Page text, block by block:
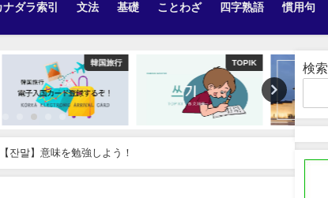
ナダラ索引 文法 基礎 ことわざ 四字熟語 慣用句
行 Uncategorized
잔말】意味を勉強しよう！
検索